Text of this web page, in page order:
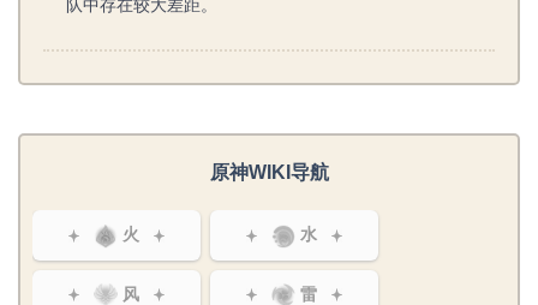
队中存在较大差距。
原神WIKI导航
火 水
风 雷